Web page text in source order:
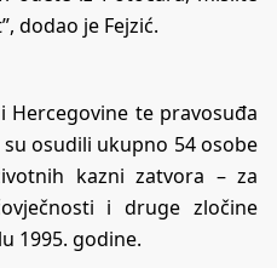
dodao je Fejzić.
Hercegovine te pravosuđa
osudili ukupno 54 osobe
kazni zatvora – za
i druge zločine
1995. godine.